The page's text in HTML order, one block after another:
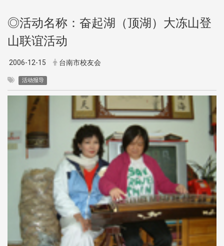
◎活动名称：奋起湖（顶湖）大冻山登
山联谊活动
2006-12-15 台南市校友会
活动报导